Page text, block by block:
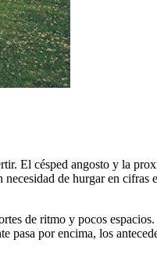
El césped angosto y la
de hurgar en cifras
de ritmo y pocos
pasa por encima, los